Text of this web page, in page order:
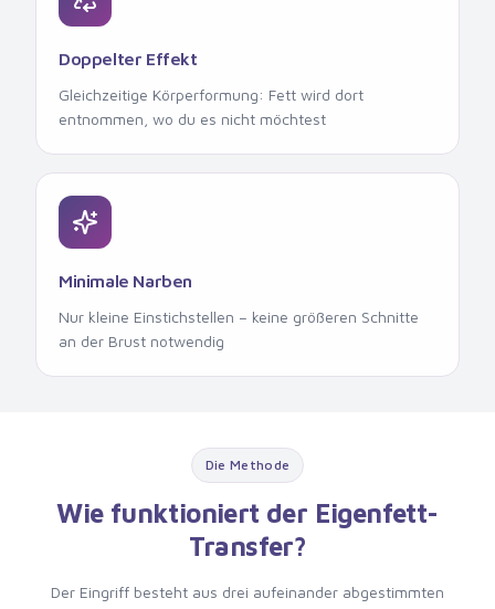
Doppelter Effekt
Gleichzeitige Körperformung: Fett wird dort
entnommen, wo du es nicht möchtest
Minimale Narben
Nur kleine Einstichstellen – keine größeren Schnitte
an der Brust notwendig
Die Methode
Wie funktioniert der Eigenfett-
Transfer?
Der Eingriff besteht aus drei aufeinander abgestimmten